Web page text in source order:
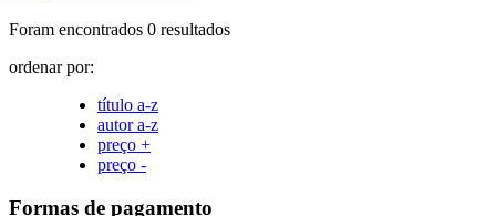
Foram encontrados 0 resultados
ordenar por:
título a-z
autor a-z
preço +
preço -
Formas de pagamento